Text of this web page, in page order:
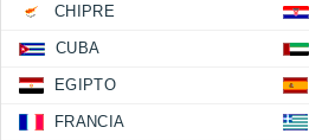
CHIPRE
CUBA
EGIPTO
FRANCIA